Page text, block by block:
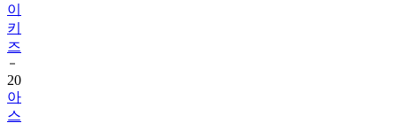
이
키
즈
20
아
스